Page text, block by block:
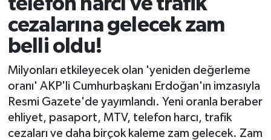
cezalarına gelecek zam
belli oldu!
Milyonları etkileyecek olan 'yeniden değerleme
oranı' AKP'li Cumhurbaşkanı Erdoğan'ın imzasıyla
Resmi Gazete'de yayımlandı. Yeni oranla beraber
ehliyet, pasaport, MTV, telefon harcı, trafik
cezaları ve daha birçok kaleme zam gelecek. Zam
Haber Arşivi